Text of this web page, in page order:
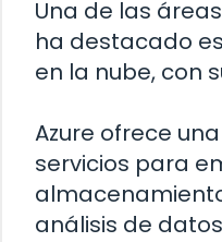
Una de las
ha destacado
en la nube, con
Azure ofrece
servicios para
análisis de